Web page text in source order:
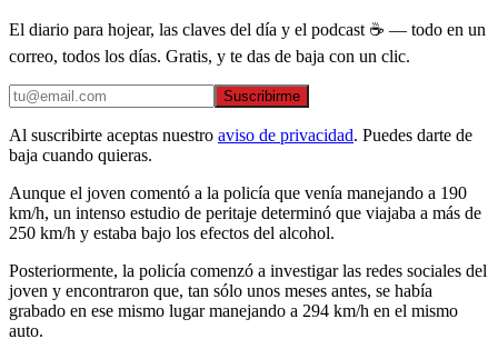
El diario para hojear, las claves del día y el podcast ☕ — todo en un
correo, todos los días. Gratis, y te das de baja con un clic.
Suscribirme
Al suscribirte aceptas nuestro aviso de privacidad. Puedes darte de
baja cuando quieras.
Aunque el joven comentó a la policía que venía manejando a 190
km/h, un intenso estudio de peritaje determinó que viajaba a más de
250 km/h y estaba bajo los efectos del alcohol.
Posteriormente, la policía comenzó a investigar las redes sociales del
joven y encontraron que, tan sólo unos meses antes, se había
grabado en ese mismo lugar manejando a 294 km/h en el mismo
auto.